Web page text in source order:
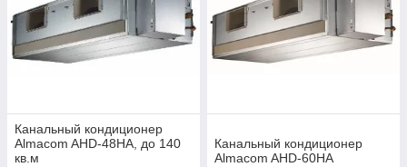
Канальный кондиционер
Almacom AHD-48НА, до 140
кв.м
Канальный кондиционер
Almacom AHD-60HА